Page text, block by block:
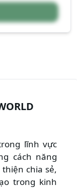
lĩnh vực
cách năng
chia sẻ,
trong kinh